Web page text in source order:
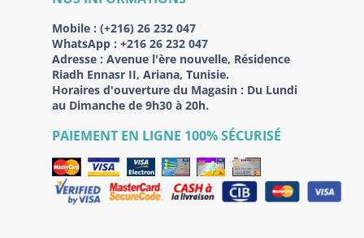
Mobile : (+216) 26 232 047
WhatsApp : +216 26 232 047
Adresse : Avenue l'ère nouvelle, Résidence
Riadh Ennasr II, Ariana, Tunisie.
Horaires d'ouverture du Magasin : Du Lundi
au Dimanche de 9h30 à 20h.
PAIEMENT EN LIGNE 100% SÉCURISÉ